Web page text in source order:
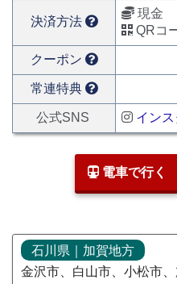
決済方法
現金
QRコ
クーポン
常連特典
公式SNS イン
電車で行く
石川県｜加賀地方
金沢市、白山市、小松市